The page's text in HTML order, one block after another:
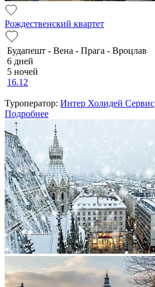
Рождественский квартет
Будапешт - Вена - Прага - Вроцлав
6 дней
5 ночей
16.12
Туроператор: Интер Холидей Сервис
Подробнее